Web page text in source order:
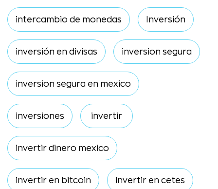
intercambio de monedas Inversión
inversión en divisas inversion segura
inversion segura en mexico
inversiones invertir
invertir dinero mexico
invertir en bitcoin invertir en cetes